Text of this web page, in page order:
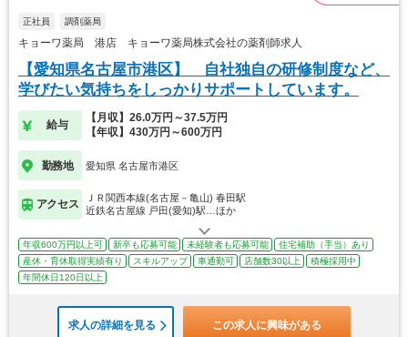
正社員 調剤薬局
キョーワ薬局 港店 キョーワ薬局株式会社の薬剤師求人
【愛知県名古屋市港区】 自社独自の研修制度など、
学びたい気持ちをしっかりサポートしています。
給与
【月収】26.0万円～37.5万円
【年収】430万円～600万円
勤務地 愛知県 名古屋市港区
アクセス
ＪＲ関西本線(名古屋－亀山) 春田駅
近鉄名古屋線 戸田(愛知)駅…ほか
年収600万円以上可 新卒も応募可能 未経験者も応募可能
住宅補助（手当）あり
産休・育休取得実績有り
スキルアップ 車通勤可 店舗数30以上
積極採用中
年間休日120日以上
求人の詳細を見る この求人に興味がある